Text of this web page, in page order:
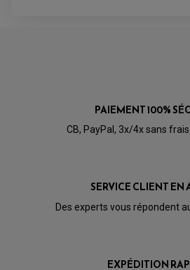
PAIEMENT 100%
CB, PayPal, 3x/4x sans
SERVICE CLIENT EN
Des experts vous répondent
EXPÉDITION